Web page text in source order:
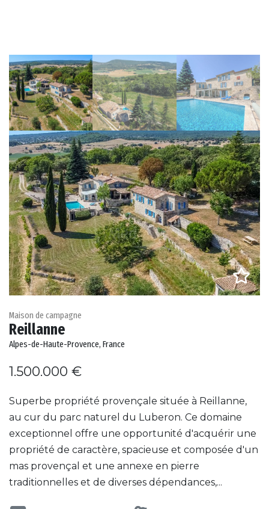
Maison de campagne
Reillanne
Alpes-de-Haute-Provence, France
1.500.000 €
Superbe propriété provençale située à Reillanne,
au cur du parc naturel du Luberon. Ce domaine
exceptionnel offre une opportunité d'acquérir une
propriété de caractère, spacieuse et composée d'un
mas provençal et une annexe en pierre
traditionnelles et de diverses dépendances,...